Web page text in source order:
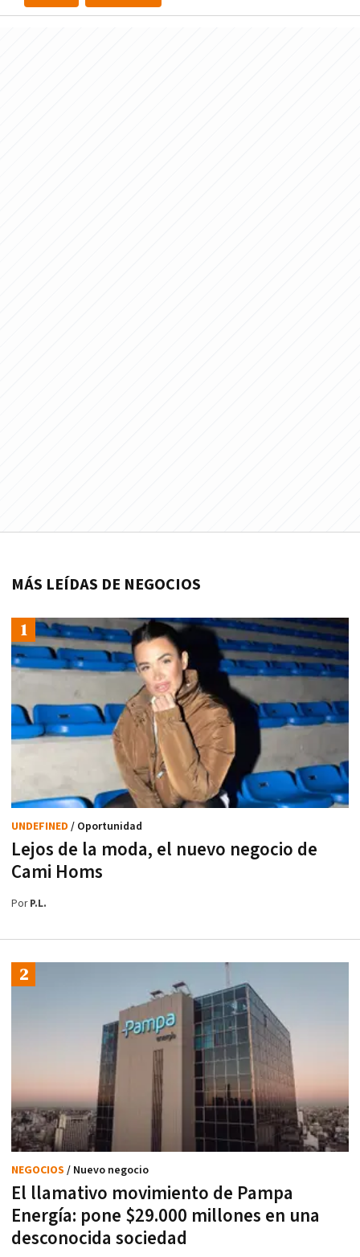
MÁS LEÍDAS DE NEGOCIOS
Lejos de la moda, el nuevo negocio de
Cami Homs
UNDEFINED / Oportunidad
PorP.L.
El llamativo movimiento de Pampa
Energía: pone $29.000 millones en una
desconocida sociedad
NEGOCIOS / Nuevo negocio